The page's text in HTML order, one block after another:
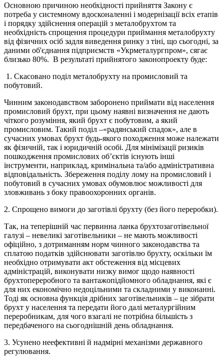
Основною причиною необхідності прийняття Закону є
потреба у системному вдосконаленні і модернізації всіх етапів
і порядку здійснення операцій з металобрухтом та
необхідність спрощення процедури приймання металобрухту
від фізичних осіб задля виведення ринку з тіні, що сьогодні, за
даними об'єднання підприємств «Укрметалургпром», сягає
близько 80%. В результаті прийнятого законопроекту буде:
1. Скасовано поділ металобрухту на промисловий та
побутовий.
Чинним законодавством заборонено приймати від населення
промисловий брухт, при цьому наявні визначення не дають
чіткого розуміння, який брухт є побутовим, а який
промисловим. Такий поділ –«радянський спадок», але в
сучасних умовах брухт будь-якого походження може належати
як фізичній, так і юридичній особі. Для мінімізації ризиків
пошкодження промислових об’єктів існують інші
інструменти, наприклад, кримінальна та/або адміністративна
відповідальність. Збереження поділу лому на промисловий і
побутовий в сучасних умовах обумовлює можливості для
зловживань з боку правоохоронних органів.
2. Спрощено вимоги до заготівлі брухту (без його переробки).
Так, на теперішній час первинна ланка брухтозаготівельної
галузі – невеликі заготівельники – не мають можливості
офіційно, з дотриманням норм чинного законодавства та
сплатою податків здійснювати заготівлю брухту, оскільки їм
необхідно отримувати акт обстеження від місцевих
адміністрацій, виконувати низку вимог щодо наявності
брухтопереробного та вантажопідйомного обладнання, які є
для них економічно недоцільними та складними у виконанні.
Тоді як основна функція дрібних заготівельників – це зібрати
брухт у населення та передати його далі металургійним
переробникам, для чого взагалі не потрібна більшість з
передбаченого на сьогоднішній день обладнання.
3. Усунено неефективні й надмірні механізми державного
регулювання.